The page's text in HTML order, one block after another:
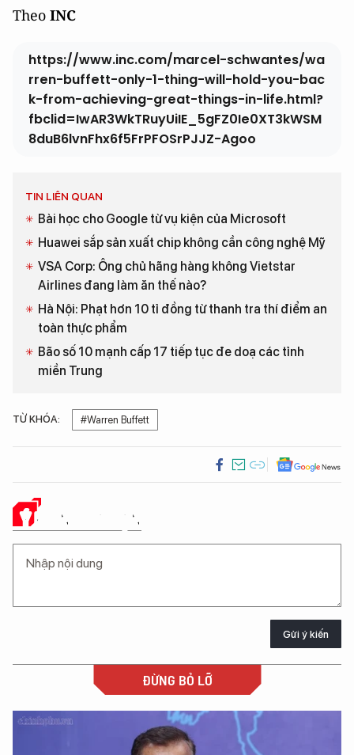
Theo INC
https://www.inc.com/marcel-schwantes/wa
rren-buffett-only-1-thing-will-hold-you-bac
k-from-achieving-great-things-in-life.html?
fbclid=IwAR3WkTRuyUiIE_5gFZ0Ie0XT3kWSM
8duB6lvnFhx6f5FrPFOSrPJJZ-Agoo
TIN LIÊN QUAN
Bài học cho Google từ vụ kiện của Microsoft
Huawei sắp sản xuất chip không cần công nghệ Mỹ
VSA Corp: Ông chủ hãng hàng không Vietstar
Airlines đang làm ăn thế nào?
Hà Nội: Phạt hơn 10 tỉ đồng từ thanh tra thí điểm an
toàn thực phẩm
Bão số 10 mạnh cấp 17 tiếp tục đe doạ các tỉnh
miền Trung
TỪ KHÓA: #Warren Buffett
Ý KIẾN CỦA BẠN
Gửi ý kiến
ĐỪNG BỎ LỠ